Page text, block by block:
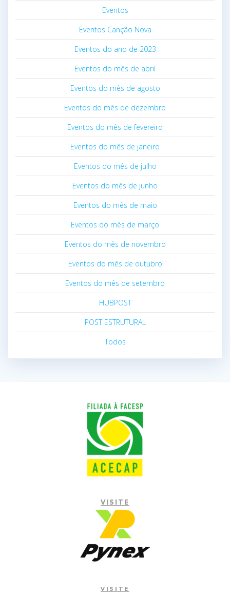
Eventos
Eventos Canção Nova
Eventos do ano de 2023
Eventos do mês de abril
Eventos do mês de agosto
Eventos do mês de dezembro
Eventos do mês de fevereiro
Eventos do mês de janeiro
Eventos do mês de julho
Eventos do mês de junho
Eventos do mês de maio
Eventos do mês de março
Eventos do mês de novembro
Eventos do mês de outubro
Eventos do mês de setembro
HUBPOST
POST ESTRUTURAL
Todos
VISITE
VISITE